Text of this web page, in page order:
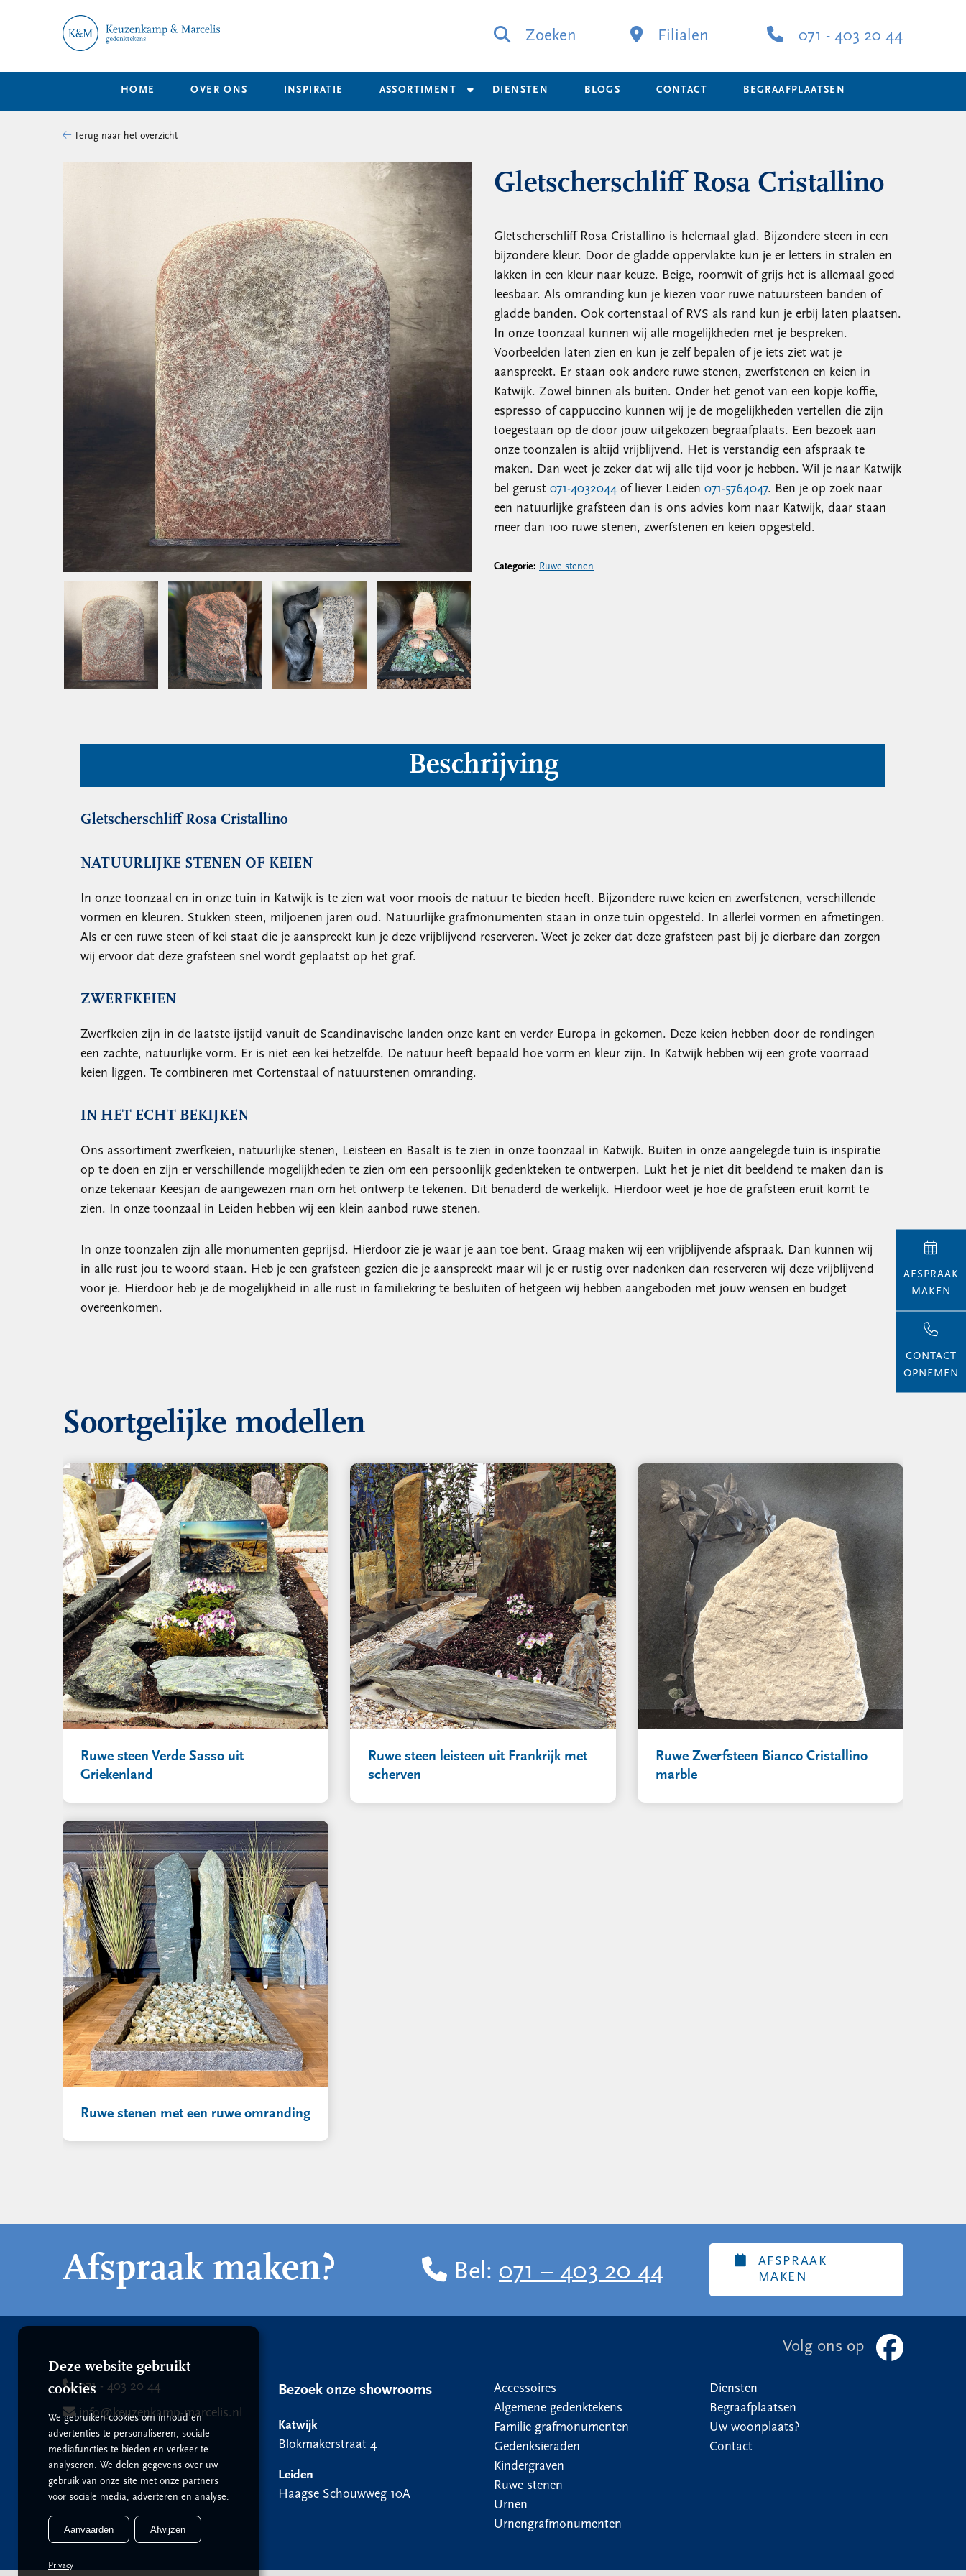
Zoeken Filialen 071 - 403 20 44
HOME OVER ONS INSPIRATIE ASSORTIMENT DIENSTEN BLOGS CONTACT BEGRAAFPLAATSEN
Terug naar het overzicht
Gletscherschliff Rosa Cristallino
Gletscherschliff Rosa Cristallino is helemaal glad. Bijzondere steen in een
bijzondere kleur. Door de gladde oppervlakte kun je er letters in stralen en
lakken in een kleur naar keuze. Beige, roomwit of grijs het is allemaal goed
leesbaar. Als omranding kun je kiezen voor ruwe natuursteen banden of
gladde banden. Ook cortenstaal of RVS als rand kun je erbij laten plaatsen.
In onze toonzaal kunnen wij alle mogelijkheden met je bespreken.
Voorbeelden laten zien en kun je zelf bepalen of je iets ziet wat je
aanspreekt. Er staan ook andere ruwe stenen, zwerfstenen en keien in
Katwijk. Zowel binnen als buiten. Onder het genot van een kopje koffie,
espresso of cappuccino kunnen wij je de mogelijkheden vertellen die zijn
toegestaan op de door jouw uitgekozen begraafplaats. Een bezoek aan
onze toonzalen is altijd vrijblijvend. Het is verstandig een afspraak te
maken. Dan weet je zeker dat wij alle tijd voor je hebben. Wil je naar Katwijk
bel gerust 071-4032044of liever Leiden 071-5764047. Ben je op zoek naar
een natuurlijke grafsteen dan is ons advies kom naar Katwijk, daar staan
meer dan 100 ruwe stenen, zwerfstenen en keien opgesteld.
Categorie: Ruwe stenen
Beschrijving
Gletscherschliff Rosa Cristallino
NATUURLIJKE STENEN OF KEIEN
In onze toonzaal en in onze tuin in Katwijk is te zien wat voor moois de natuur te bieden heeft. Bijzondere ruwe keien en zwerfstenen, verschillende
vormen en kleuren. Stukken steen, miljoenen jaren oud. Natuurlijke grafmonumenten staan in onze tuin opgesteld. In allerlei vormen en afmetingen.
Als er een ruwe steen of kei staat die je aanspreekt kun je deze vrijblijvend reserveren. Weet je zeker dat deze grafsteen past bij je dierbare dan zorgen
wij ervoor dat deze grafsteen snel wordt geplaatst op het graf.
ZWERFKEIEN
Zwerfkeien zijn in de laatste ijstijd vanuit de Scandinavische landen onze kant en verder Europa in gekomen. Deze keien hebben door de rondingen
een zachte, natuurlijke vorm. Er is niet een kei hetzelfde. De natuur heeft bepaald hoe vorm en kleur zijn. In Katwijk hebben wij een grote voorraad
keien liggen. Te combineren met Cortenstaal of natuurstenen omranding.
IN HET ECHT BEKIJKEN
Ons assortiment zwerfkeien, natuurlijke stenen, Leisteen en Basalt is te zien in onze toonzaal in Katwijk. Buiten in onze aangelegde tuin is inspiratie
op te doen en zijn er verschillende mogelijkheden te zien om een persoonlijk gedenkteken te ontwerpen. Lukt het je niet dit beeldend te maken dan is
onze tekenaar Keesjan de aangewezen man om het ontwerp te tekenen. Dit benaderd de werkelijk. Hierdoor weet je hoe de grafsteen eruit komt te
zien. In onze toonzaal in Leiden hebben wij een klein aanbod ruwe stenen.
In onze toonzalen zijn alle monumenten geprijsd. Hierdoor zie je waar je aan toe bent. Graag maken wij een vrijblijvende afspraak. Dan kunnen wij
in alle rust jou te woord staan. Heb je een grafsteen gezien die je aanspreekt maar wil je er rustig over nadenken dan reserveren wij deze vrijblijvend
voor je. Hierdoor heb je de mogelijkheid in alle rust in familiekring te besluiten of hetgeen wij hebben aangeboden met jouw wensen en budget
overeenkomen.
Soortgelijke modellen
Ruwe steen Verde Sasso uit
Griekenland
Ruwe steen leisteen uit Frankrijk met
scherven
Ruwe Zwerfsteen Bianco Cristallino
marble
Ruwe stenen met een ruwe omranding
AFSPRAAK
MAKEN
CONTACT
OPNEMEN
Afspraak maken? Bel: 071 – 403 20 44
AFSPRAAK
MAKEN
Volg ons op
071 - 403 20 44
info@keuzenkamp-marcelis.nl
Bezoek onze showrooms
Katwijk
Blokmakerstraat 4
Leiden
Haagse Schouwweg 10A
Accessoires
Algemene gedenktekens
Familie grafmonumenten
Gedenksieraden
Kindergraven
Ruwe stenen
Urnen
Urnengrafmonumenten
Diensten
Begraafplaatsen
Uw woonplaats?
Contact
Deze website gebruikt
cookies
We gebruiken cookies om inhoud en
advertenties te personaliseren, sociale
mediafuncties te bieden en verkeer te
analyseren. We delen gegevens over uw
gebruik van onze site met onze partners
voor sociale media, adverteren en analyse.
Aanvaarden Afwijzen
Privacy